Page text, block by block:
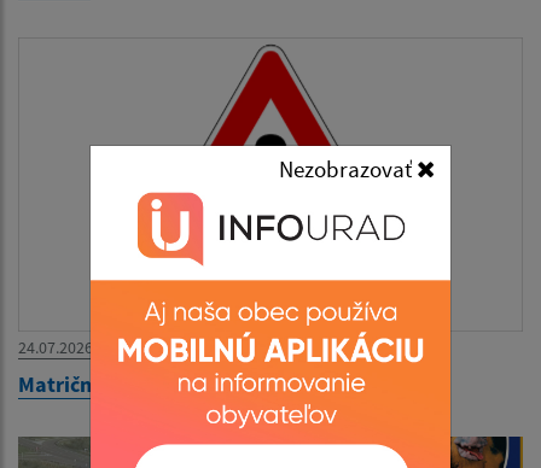
Nezobrazovať
24.07.2026
Matričný úrad zatvorený 27.07.-31.07.2026